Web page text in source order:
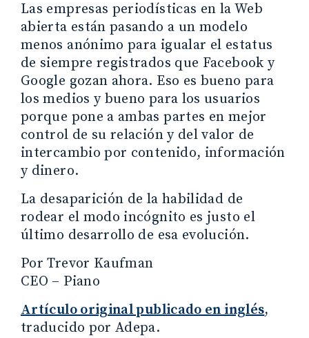
Las empresas periodísticas en la Web
abierta están pasando a un modelo
menos anónimo para igualar el estatus
de siempre registrados que Facebook y
Google gozan ahora. Eso es bueno para
los medios y bueno para los usuarios
porque pone a ambas partes en mejor
control de su relación y del valor de
intercambio por contenido, información
y dinero.
La desaparición de la habilidad de
rodear el modo incógnito es justo el
último desarrollo de esa evolución.
Por Trevor Kaufman
CEO – Piano
Artículo original publicado en inglés,
traducido por Adepa.